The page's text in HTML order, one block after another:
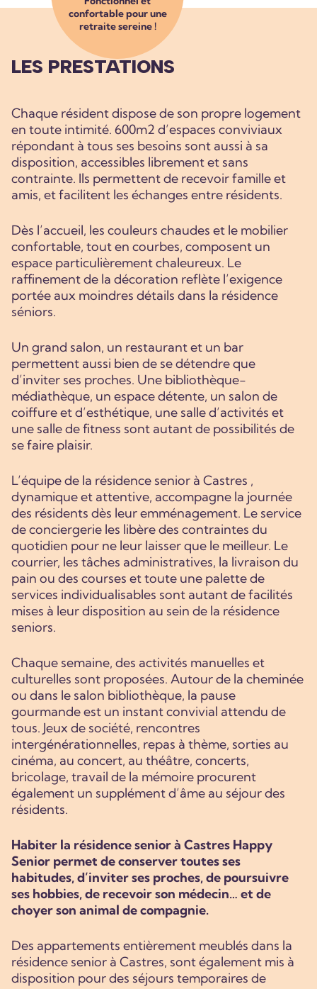
confortable pour une
retraite sereine !
LES PRESTATIONS
Chaque résident dispose de son propre logement
en toute intimité. 600m2 d’espaces conviviaux
répondant à tous ses besoins sont aussi à sa
disposition, accessibles librement et sans
contrainte. Ils permettent de recevoir famille et
amis, et facilitent les échanges entre résidents.
Dès l’accueil, les couleurs chaudes et le mobilier
confortable, tout en courbes, composent un
espace particulièrement chaleureux. Le
raffinement de la décoration reflète l’exigence
portée aux moindres détails dans la résidence
séniors.
Un grand salon, un restaurant et un bar
permettent aussi bien de se détendre que
d’inviter ses proches. Une bibliothèque-
médiathèque, un espace détente, un salon de
coiffure et d’esthétique, une salle d’activités et
une salle de fitness sont autant de possibilités de
se faire plaisir.
L’équipe de la résidence senior à Castres ,
dynamique et attentive, accompagne la journée
des résidents dès leur emménagement. Le service
de conciergerie les libère des contraintes du
quotidien pour ne leur laisser que le meilleur. Le
courrier, les tâches administratives, la livraison du
pain ou des courses et toute une palette de
services individualisables sont autant de facilités
mises à leur disposition au sein de la résidence
seniors.
Chaque semaine, des activités manuelles et
culturelles sont proposées. Autour de la cheminée
ou dans le salon bibliothèque, la pause
gourmande est un instant convivial attendu de
tous. Jeux de société, rencontres
intergénérationnelles, repas à thème, sorties au
cinéma, au concert, au théâtre, concerts,
bricolage, travail de la mémoire procurent
également un supplément d’âme au séjour des
résidents.
Habiter la résidence senior à Castres Happy
Senior permet de conserver toutes ses
habitudes, d’inviter ses proches, de poursuivre
ses hobbies, de recevoir son médecin… et de
choyer son animal de compagnie.
Des appartements entièrement meublés dans la
résidence senior à Castres, sont également mis à
disposition pour des séjours temporaires de